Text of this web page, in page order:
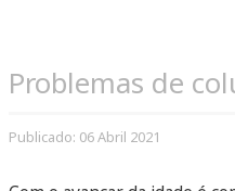
Problemas de
Publicado: 06 Abril 2021